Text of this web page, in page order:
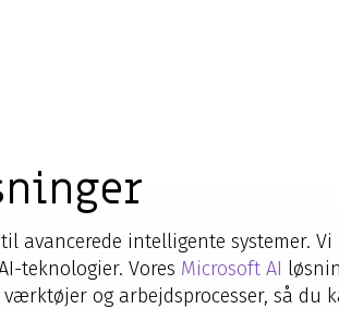
intelligente systemer.
teknologier. Vores Microsoft AI
og arbejdsprocesser, så du